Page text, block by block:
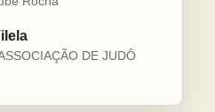
DE JUDÔ